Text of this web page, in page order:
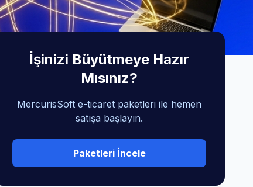
İşinizi Büyütmeye Hazır
Mısınız?
MercurisSoft e-ticaret paketleri ile hemen
satışa başlayın.
Paketleri İncele